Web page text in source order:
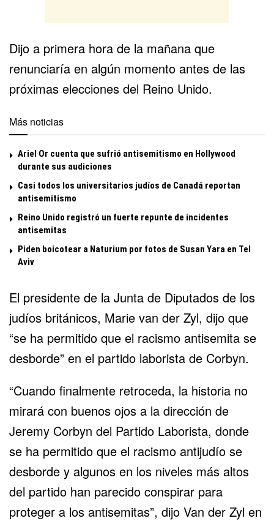
Dijo a primera hora de la mañana que
renunciaría en algún momento antes de las
próximas elecciones del Reino Unido.
Más noticias
Ariel Or cuenta que sufrió antisemitismo en Hollywood
durante sus audiciones
Casi todos los universitarios judíos de Canadá reportan
antisemitismo
Reino Unido registró un fuerte repunte de incidentes
antisemitas
Piden boicotear a Naturium por fotos de Susan Yara en Tel
Aviv
El presidente de la Junta de Diputados de los
judíos británicos, Marie van der Zyl, dijo que
“se ha permitido que el racismo antisemita se
desborde” en el partido laborista de Corbyn.
“Cuando finalmente retroceda, la historia no
mirará con buenos ojos a la dirección de
Jeremy Corbyn del Partido Laborista, donde
se ha permitido que el racismo antijudío se
desborde y algunos en los niveles más altos
del partido han parecido conspirar para
proteger a los antisemitas”, dijo Van der Zyl en